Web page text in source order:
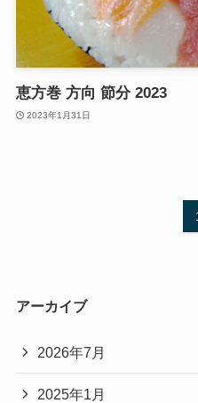
恵方巻 方向 節分 2023
2023年1月31日
アーカイブ
2026年7月
2025年1月